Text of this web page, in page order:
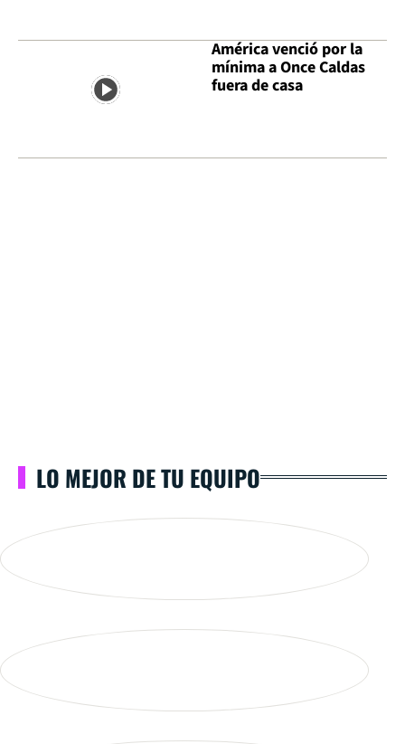
América venció por la
mínima a Once Caldas
fuera de casa
LO MEJOR DE TU EQUIPO